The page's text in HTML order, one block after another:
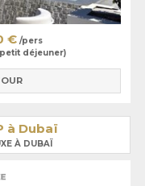
€ /pers
déjeuner)
à Dubaï
À DUBAÏ